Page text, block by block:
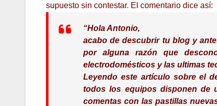
supuesto sin contestar. El comentario dice así:
“Hola Antonio,
acabo de descubrir tu blog y
por alguna razón que
electrodomésticos y las ultimas
Leyendo este artículo sobre el
todos los equipos disponen de
comentas con las pastillas